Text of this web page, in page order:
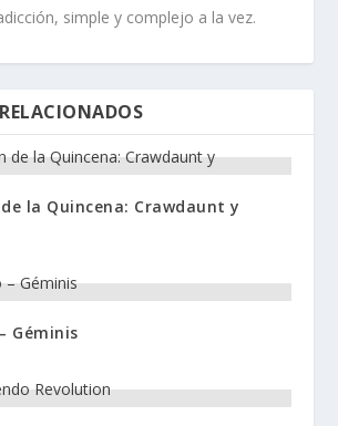
simple y complejo a la vez.
la Quincena: Crawdaunt y
Géminis